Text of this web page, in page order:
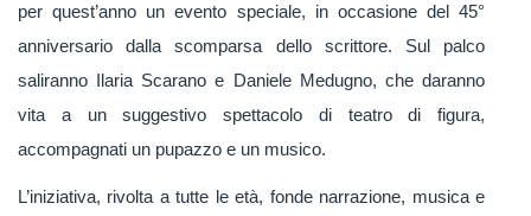
per quest’anno un evento speciale, in occasione del 45°
anniversario dalla scomparsa dello scrittore. Sul palco
saliranno Ilaria Scarano e Daniele Medugno, che daranno
vita a un suggestivo spettacolo di teatro di figura,
accompagnati un pupazzo e un musico.
L’iniziativa, rivolta a tutte le età, fonde narrazione, musica e